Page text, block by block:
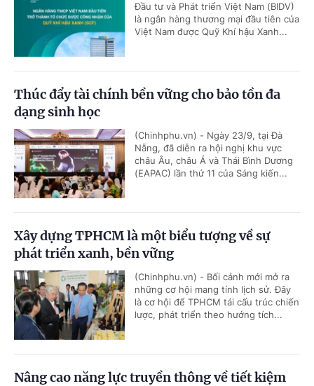
Đầu tư và Phát triển Việt Nam (BIDV)
là ngân hàng thương mại đầu tiên của
Việt Nam được Quỹ Khí hậu Xanh...
Thúc đẩy tài chính bền vững cho bảo tồn đa
dạng sinh học
(Chinhphu.vn) - Ngày 23/9, tại Đà
Nẵng, đã diễn ra hội nghị khu vực
châu Âu, châu Á và Thái Bình Dương
(EAPAC) lần thứ 11 của Sáng kiến...
Xây dựng TPHCM là một biểu tượng về sự
phát triển xanh, bền vững
(Chinhphu.vn) - Bối cảnh mới mở ra
những cơ hội mang tính lịch sử. Đây
là cơ hội để TPHCM tái cấu trúc chiến
lược, phát triển theo hướng tích...
Nâng cao năng lực truyền thông về tiết kiệm